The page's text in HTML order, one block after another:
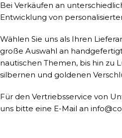
Bei Verkäufen an
Entwicklung von
Wählen Sie uns als Ihren
große Auswahl an
nautischen Themen, bis hin zu
silbernen und goldenen
Für den Vertriebsservice von
uns bitte eine E-Mail an